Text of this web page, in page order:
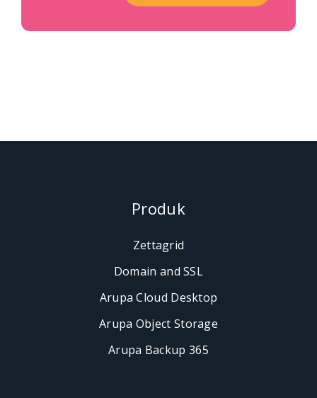
Produk
Zettagrid
Domain and SSL
Arupa Cloud Desktop
Arupa Object Storage
Arupa Backup 365